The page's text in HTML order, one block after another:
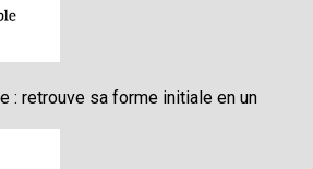
: retrouve sa forme initiale en un